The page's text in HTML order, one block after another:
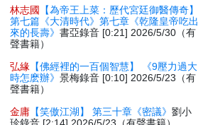
林志國
【為帝王上菜：歷代宮廷御醫傳奇】
第七篇《大清時代》第七章《乾隆皇帝吃出
來的長壽》書亞錄音 [0:21] 2026/5/30（有
聲書籍）
弘緣 【佛經裡的一百個智慧】 《9壓力過大
時怎麽辦》景梅錄音 [0:10] 2026/5/23（有
聲書籍）
金庸 【笑傲江湖】 第三十章《密議》劉小